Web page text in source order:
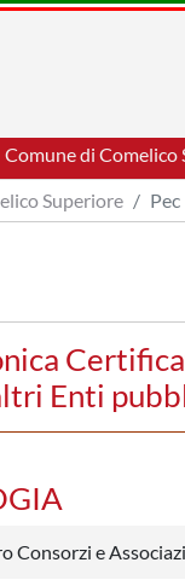
Comune di Comelico
Superiore Pec
Enti
Consorzi e